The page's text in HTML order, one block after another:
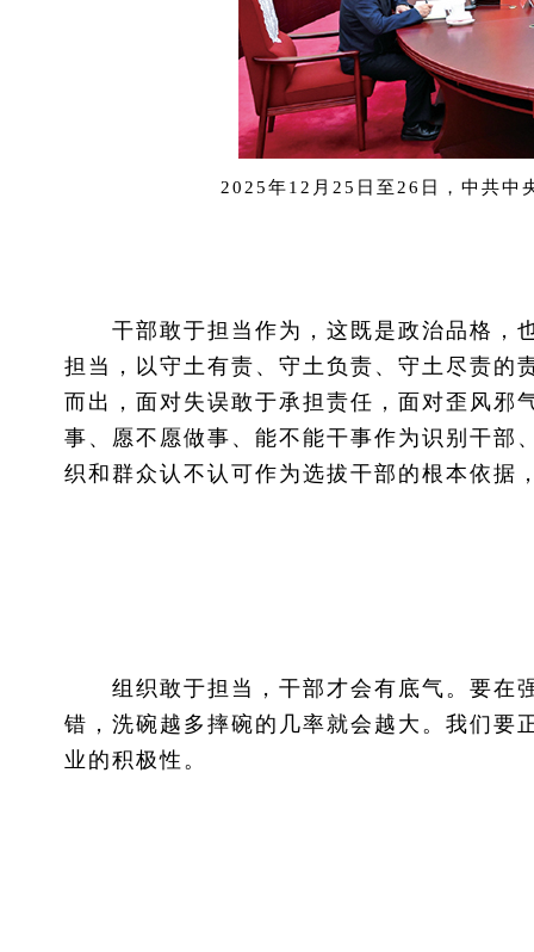
2025年12月25日至26日，中共中
干部敢于担当作为，这既是政治品格，也
担当，以守土有责、守土负责、守土尽责的
而出，面对失误敢于承担责任，面对歪风邪
事、愿不愿做事、能不能干事作为识别干部
织和群众认不认可作为选拔干部的根本依据
组织敢于担当，干部才会有底气。要在强
错，洗碗越多摔碗的几率就会越大。我们要
业的积极性。